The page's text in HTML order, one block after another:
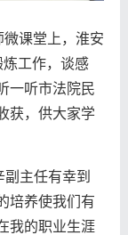
微课堂上，淮安
工作，谈感
一听市法院民
获，供大家学
主任有幸到
培养使我们有
我的职业生涯